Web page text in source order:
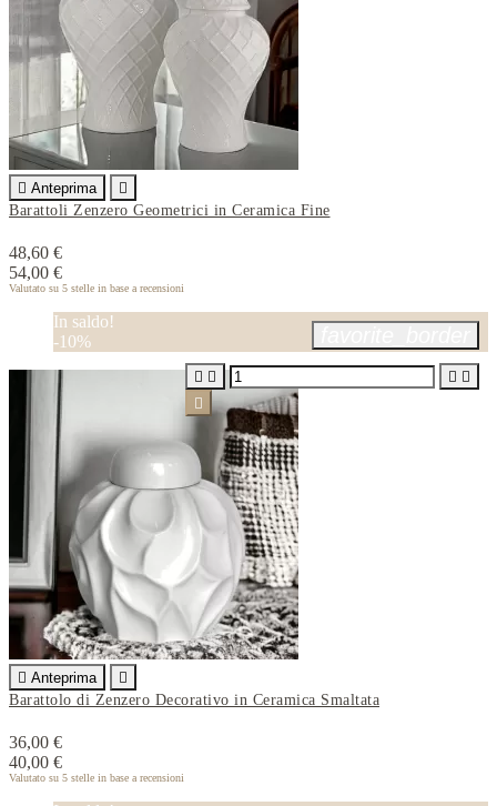
 Anteprima

Barattoli Zenzero Geometrici in Ceramica Fine
48,60 €
54,00 €
Valutato su 5 stelle in base a recensioni
In saldo!
-10%
 Anteprima

Barattolo di Zenzero Decorativo in Ceramica Smaltata
36,00 €
40,00 €
Valutato su 5 stelle in base a recensioni
   
